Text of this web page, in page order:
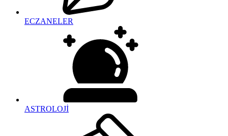
ECZANELER
ASTROLOJİ